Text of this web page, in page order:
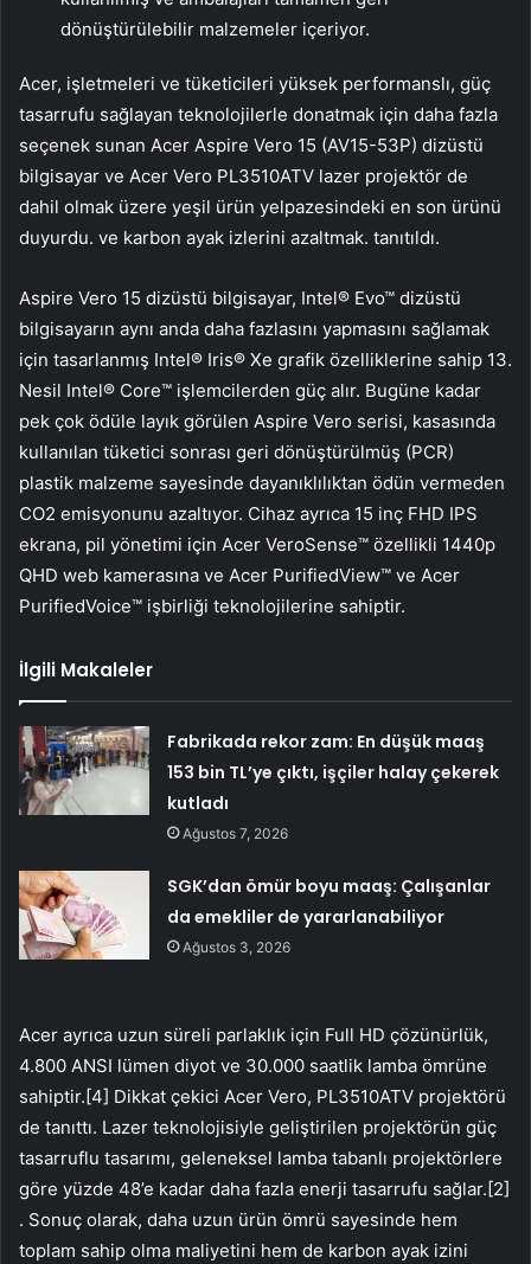
dönüştürülebilir malzemeler içeriyor.
Acer, işletmeleri ve tüketicileri yüksek performanslı, güç
tasarrufu sağlayan teknolojilerle donatmak için daha fazla
seçenek sunan Acer Aspire Vero 15 (AV15-53P) dizüstü
bilgisayar ve Acer Vero PL3510ATV lazer projektör de
dahil olmak üzere yeşil ürün yelpazesindeki en son ürünü
duyurdu. ve karbon ayak izlerini azaltmak. tanıtıldı.
Aspire Vero 15 dizüstü bilgisayar, Intel® Evo™ dizüstü
bilgisayarın aynı anda daha fazlasını yapmasını sağlamak
için tasarlanmış Intel® Iris® Xe grafik özelliklerine sahip 13.
Nesil Intel® Core™ işlemcilerden güç alır. Bugüne kadar
pek çok ödüle layık görülen Aspire Vero serisi, kasasında
kullanılan tüketici sonrası geri dönüştürülmüş (PCR)
plastik malzeme sayesinde dayanıklılıktan ödün vermeden
CO2 emisyonunu azaltıyor. Cihaz ayrıca 15 inç FHD IPS
ekrana, pil yönetimi için Acer VeroSense™ özellikli 1440p
QHD web kamerasına ve Acer PurifiedView™ ve Acer
PurifiedVoice™ işbirliği teknolojilerine sahiptir.
İlgili Makaleler
Fabrikada rekor zam: En düşük maaş
153 bin TL’ye çıktı, işçiler halay çekerek
kutladı
Ağustos 7, 2026
SGK’dan ömür boyu maaş: Çalışanlar
da emekliler de yararlanabiliyor
Ağustos 3, 2026
Acer ayrıca uzun süreli parlaklık için Full HD çözünürlük,
4.800 ANSI lümen diyot ve 30.000 saatlik lamba ömrüne
sahiptir.[4] Dikkat çekici Acer Vero, PL3510ATV projektörü
de tanıttı. Lazer teknolojisiyle geliştirilen projektörün güç
tasarruflu tasarımı, geleneksel lamba tabanlı projektörlere
göre yüzde 48’e kadar daha fazla enerji tasarrufu sağlar.[2]
. Sonuç olarak, daha uzun ürün ömrü sayesinde hem
toplam sahip olma maliyetini hem de karbon ayak izini